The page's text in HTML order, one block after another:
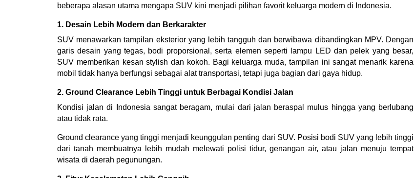
beberapa alasan utama mengapa SUV kini menjadi pilihan favorit keluarga modern di Indonesia.
1. Desain Lebih Modern dan Berkarakter
SUV menawarkan tampilan eksterior yang lebih tangguh dan berwibawa dibandingkan MPV. Dengan
garis desain yang tegas, bodi proporsional, serta elemen seperti lampu LED dan pelek yang besar,
SUV memberikan kesan stylish dan kokoh. Bagi keluarga muda, tampilan ini sangat menarik karena
mobil tidak hanya berfungsi sebagai alat transportasi, tetapi juga bagian dari gaya hidup.
2. Ground Clearance Lebih Tinggi untuk Berbagai Kondisi Jalan
Kondisi jalan di Indonesia sangat beragam, mulai dari jalan beraspal mulus hingga yang berlubang
atau tidak rata.
Ground clearance yang tinggi menjadi keunggulan penting dari SUV. Posisi bodi SUV yang lebih tinggi
dari tanah membuatnya lebih mudah melewati polisi tidur, genangan air, atau jalan menuju tempat
wisata di daerah pegunungan.